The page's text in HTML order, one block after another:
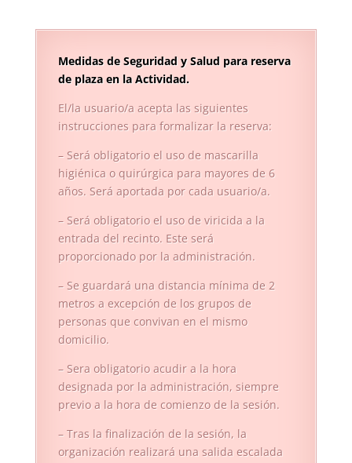
Medidas de Seguridad y Salud para reserva
de plaza en la Actividad.
El/la usuario/a acepta las siguientes
instrucciones para formalizar la reserva:
– Será obligatorio el uso de mascarilla
higiénica o quirúrgica para mayores de 6
años. Será aportada por cada usuario/a.
– Será obligatorio el uso de viricida a la
entrada del recinto. Este será
proporcionado por la administración.
– Se guardará una distancia mínima de 2
metros a excepción de los grupos de
personas que convivan en el mismo
domicilio.
– Sera obligatorio acudir a la hora
designada por la administración, siempre
previo a la hora de comienzo de la sesión.
– Tras la finalización de la sesión, la
organización realizará una salida escalada